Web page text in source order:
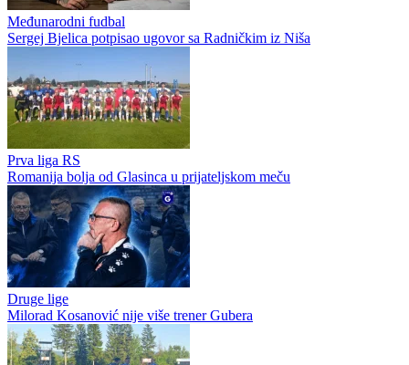
Međunarodni fudbal
Sergej Bjelica potpisao ugovor sa Radničkim iz Niša
Prva liga RS
Romanija bolja od Glasinca u prijateljskom meču
Druge lige
Milorad Kosanović nije više trener Gubera